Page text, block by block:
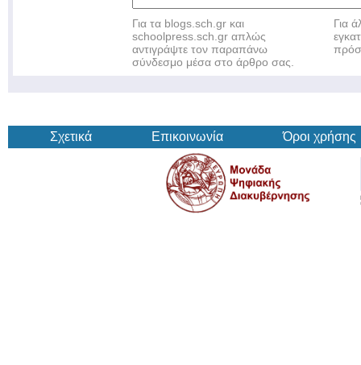
Για τα blogs.sch.gr και
schoolpress.sch.gr απλώς
αντιγράψτε τον παραπάνω
σύνδεσμο μέσα στο άρθρο σας.
Για
Σχετικά Επικοινωνία Όροι χρήσης